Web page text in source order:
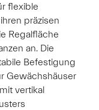
flexible
präzisen
Regalfläche
an. Die
Befestigung
Gewächshäuser
vertikal